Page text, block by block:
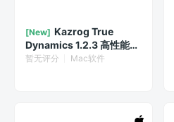
[New] Kazrog True
Dynamics 1.2.3 高性能动
态处理插件
暂无评分 Mac软件